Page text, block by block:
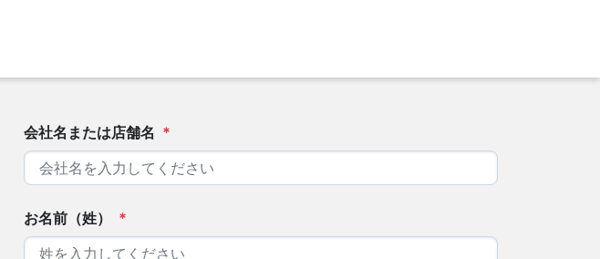
会社名または店舗名 *
お名前（姓） *